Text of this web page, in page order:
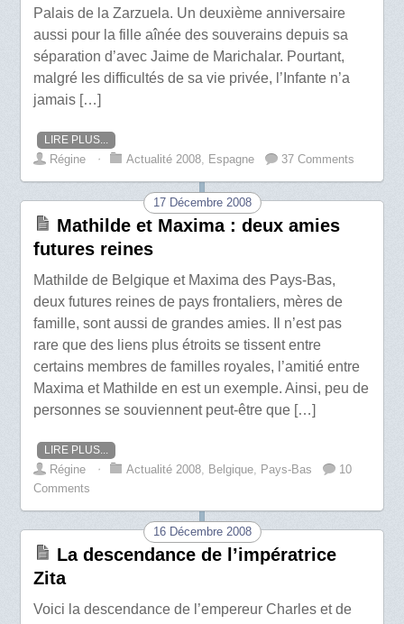
Palais de la Zarzuela. Un deuxième anniversaire
aussi pour la fille aînée des souverains depuis sa
séparation d’avec Jaime de Marichalar. Pourtant,
malgré les difficultés de sa vie privée, l’Infante n’a
jamais […]
LIRE PLUS...
Régine ⋅ Actualité 2008, Espagne 37 Comments
17 Décembre 2008
Mathilde et Maxima : deux amies
futures reines
Mathilde de Belgique et Maxima des Pays-Bas,
deux futures reines de pays frontaliers, mères de
famille, sont aussi de grandes amies. Il n’est pas
rare que des liens plus étroits se tissent entre
certains membres de familles royales, l’amitié entre
Maxima et Mathilde en est un exemple. Ainsi, peu de
personnes se souviennent peut-être que […]
LIRE PLUS...
Régine ⋅ Actualité 2008, Belgique, Pays-Bas
10
Comments
16 Décembre 2008
La descendance de l’impératrice
Zita
Voici la descendance de l’empereur Charles et de